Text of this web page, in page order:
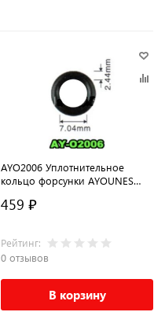
AYO2006 Уплотнительное
кольцо форсунки AYOUNES
459 ₽
Рейтинг:
0 отзывов
В корзину